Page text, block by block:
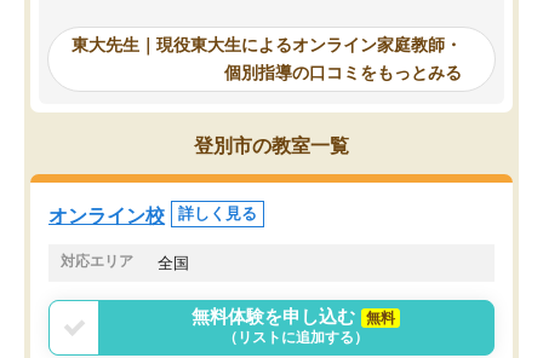
れるので、親としても安心です。毎日
使える自習室とかもあり、わからない
ところがあれば先生が回答してくれる
のも重宝しています。
自習室が毎日使えていつ
るのが心強かったよう
謝です。
東大先生｜現役東大生によるオンライン家庭教師・
個別指導の口コミをもっとみる
登別市の教室一覧
オンライン校 詳しく見る
対応エリア 全国
無料体験を申し込む
無料
（リストに追加する）